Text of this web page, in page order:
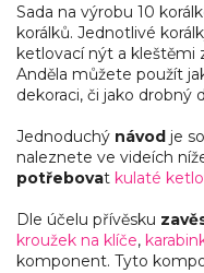
Sada na výrobu 10
korálků. Jednotlivé
ketlovací nýt a kleštěmi
Anděla můžete použít
dekoraci, či jako drobný
Jednoduchý návod je
naleznete ve videích
potřebovat kulaté
Dle účelu přívěsku
kroužek na klíče,
komponent. Tyto